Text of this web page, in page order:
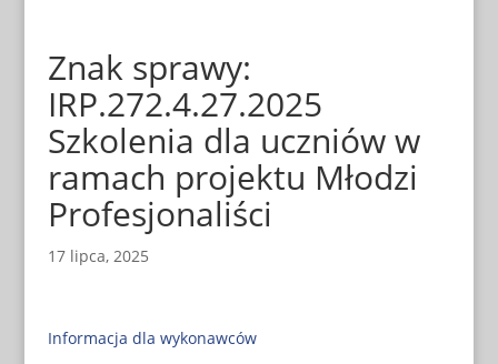
Znak sprawy:
IRP.272.4.27.2025
Szkolenia dla uczniów w
ramach projektu Młodzi
Profesjonaliści
17 lipca, 2025
Informacja dla wykonawców